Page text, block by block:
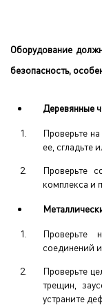
Оборудование
безопасность,
Деревянные
Проверьте
ее, сгладьте
Проверьте
комплекса и
Проверьте
соединений
Проверьте
трещин,
устраните